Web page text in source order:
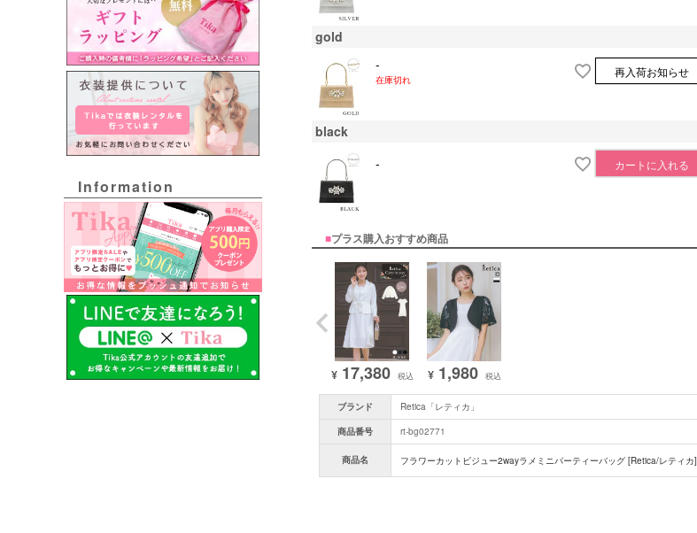
Information
gold
-
在庫切れ
再入荷お知らせ
black
-
カートに入れる
■プラス購入おすすめ商品
¥ 17,380 税込 ¥ 1,980 税込
ブランド
Retica「レティカ」
商品番号
rt-bg02771
商品名 フラワーカットビジュー2wayラメミニパーティーバッグ [Retica/レティカ]